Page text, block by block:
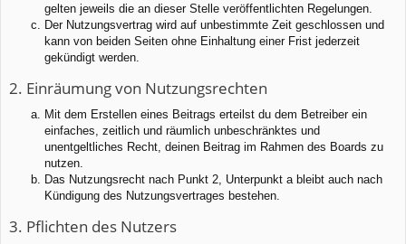
gelten jeweils die an dieser Stelle veröffentlichten Regelungen.
Der Nutzungsvertrag wird auf unbestimmte Zeit geschlossen und
kann von beiden Seiten ohne Einhaltung einer Frist jederzeit
gekündigt werden.
2. Einräumung von Nutzungsrechten
Mit dem Erstellen eines Beitrags erteilst du dem Betreiber ein
einfaches, zeitlich und räumlich unbeschränktes und
unentgeltliches Recht, deinen Beitrag im Rahmen des Boards zu
nutzen.
Das Nutzungsrecht nach Punkt 2, Unterpunkt a bleibt auch nach
Kündigung des Nutzungsvertrages bestehen.
3. Pflichten des Nutzers